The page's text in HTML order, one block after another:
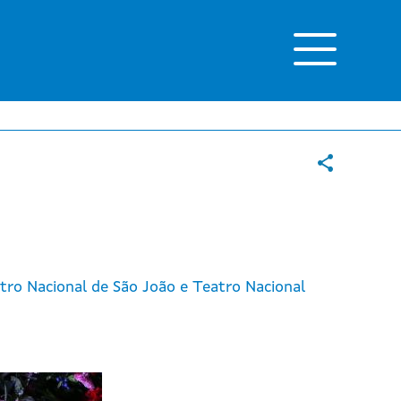
Nacional de São João e Teatro Nacional